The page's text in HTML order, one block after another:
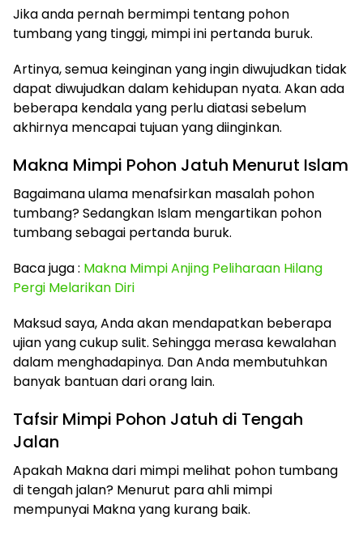
Jika anda pernah bermimpi tentang pohon
tumbang yang tinggi, mimpi ini pertanda buruk.
Artinya, semua keinginan yang ingin diwujudkan tidak
dapat diwujudkan dalam kehidupan nyata. Akan ada
beberapa kendala yang perlu diatasi sebelum
akhirnya mencapai tujuan yang diinginkan.
Makna Mimpi Pohon Jatuh Menurut Islam
Bagaimana ulama menafsirkan masalah pohon
tumbang? Sedangkan Islam mengartikan pohon
tumbang sebagai pertanda buruk.
Baca juga : Makna Mimpi Anjing Peliharaan Hilang
Pergi Melarikan Diri
Maksud saya, Anda akan mendapatkan beberapa
ujian yang cukup sulit. Sehingga merasa kewalahan
dalam menghadapinya. Dan Anda membutuhkan
banyak bantuan dari orang lain.
Tafsir Mimpi Pohon Jatuh di Tengah
Jalan
Apakah Makna dari mimpi melihat pohon tumbang
di tengah jalan? Menurut para ahli mimpi
mempunyai Makna yang kurang baik.